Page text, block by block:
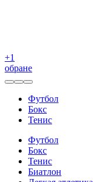
+1
обране
Футбол
Бокс
Тенис
Футбол
Бокс
Тенис
Биатлон